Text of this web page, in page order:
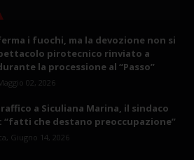
i fuochi, ma la devozione non si
pirotecnico rinviato a
la processione al “Passo”
02, 2026
a Siculiana Marina, il sindaco
“fatti che destano preoccupazione”
Giugno 14, 2026